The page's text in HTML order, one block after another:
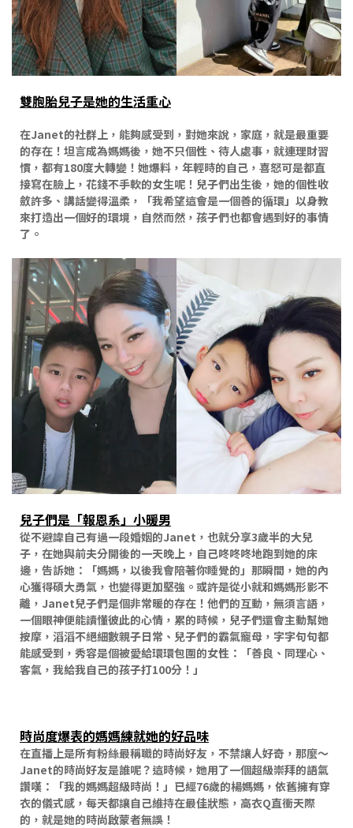
雙胞胎兒子是她的生活重心
在Janet的社群上，能夠感受到，對她來說，家庭，就是最重要
的存在！坦言成為媽媽後，她不只個性、待人處事，就連理財習
慣，都有180度大轉變！她爆料，年輕時的自己，喜怒可是都直
接寫在臉上，花錢不手軟的女生呢！兒子們出生後，她的個性收
斂許多、講話變得溫柔，「我希望這會是一個善的循環」以身教
來打造出一個好的環境，自然而然，孩子們也都會遇到好的事情
了。
兒子們是「報恩系」小暖男
從不避諱自己有過一段婚姻的Janet，也就分享3歲半的大兒
子，在她與前夫分開後的一天晚上，自己咚咚咚地跑到她的床
邊，告訴她：「媽媽，以後我會陪著你睡覺的」那瞬間，她的內
心獲得碩大勇氣，也變得更加堅強。或許是從小就和媽媽形影不
離，Janet兒子們是個非常暖的存在！他們的互動，無須言語，
一個眼神便能讀懂彼此的心情，累的時候，兒子們還會主動幫她
按摩，滔滔不絕細數親子日常、兒子們的霸氣寵母，字字句句都
能感受到，秀容是個被愛給環環包圍的女性：「善良、同理心、
客氣，我給我自己的孩子打100分！」
時尚度爆表的媽媽練就她的好品味
在直播上是所有粉絲最稱職的時尚好友，不禁讓人好奇，那麼～
Janet的時尚好友是誰呢？這時候，她用了一個超級崇拜的語氣
讚嘆：「我的媽媽超級時尚！」已經76歲的楊媽媽，依舊擁有穿
衣的儀式感，每天都讓自己維持在最佳狀態，高衣Q直衝天際
的，就是她的時尚啟蒙者無誤！